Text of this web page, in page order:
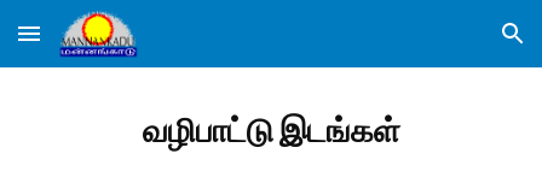
Skip to main content Skip to navigation
வழிபாட்டு இடங்கள்